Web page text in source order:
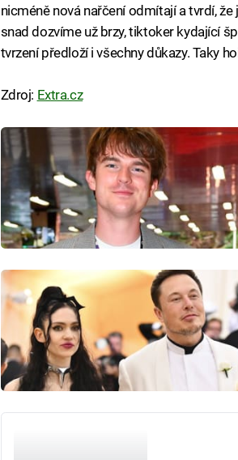
nicméně nová nařčení odmítají a tvrdí,
snad dozvíme už brzy, tiktoker kydající
tvrzení předloží i všechny důkazy. Taky
Zdroj: Extra.cz